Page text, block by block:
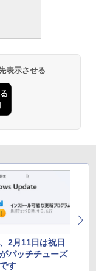
表示させる
2月11日は祝日
パッチチューズ
す